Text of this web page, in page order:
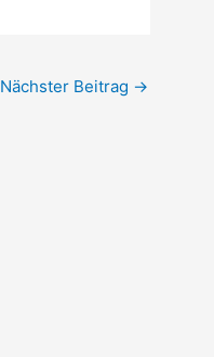
Nächster Beitrag →